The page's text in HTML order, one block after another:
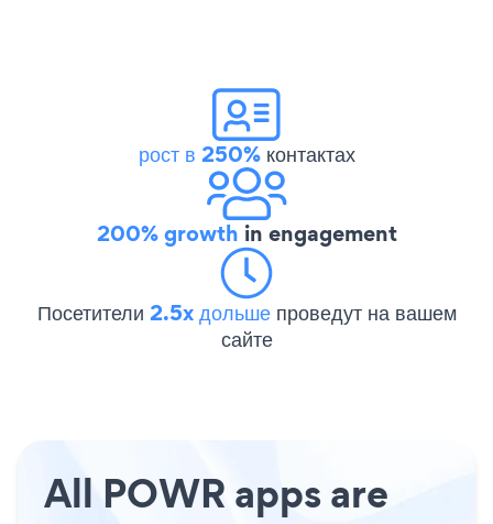
рост в 250%контактах
200% growth in engagement
Посетители 2.5x дольше проведут на вашем
сайте
All POWR apps are